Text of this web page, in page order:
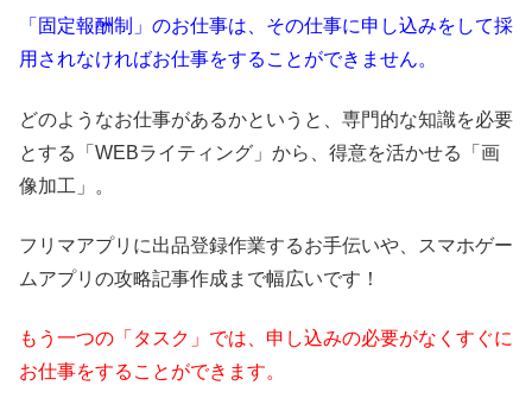
「固定報酬制」のお仕事は、その仕事に申し込みをして採
用されなければお仕事をすることができません。
どのようなお仕事があるかというと、専門的な知識を必要
とする「WEBライティング」から、得意を活かせる「画
像加工」。
フリマアプリに出品登録作業するお手伝いや、スマホゲー
ムアプリの攻略記事作成まで幅広いです！
もう一つの「タスク」では、申し込みの必要がなくすぐに
お仕事をすることができます。